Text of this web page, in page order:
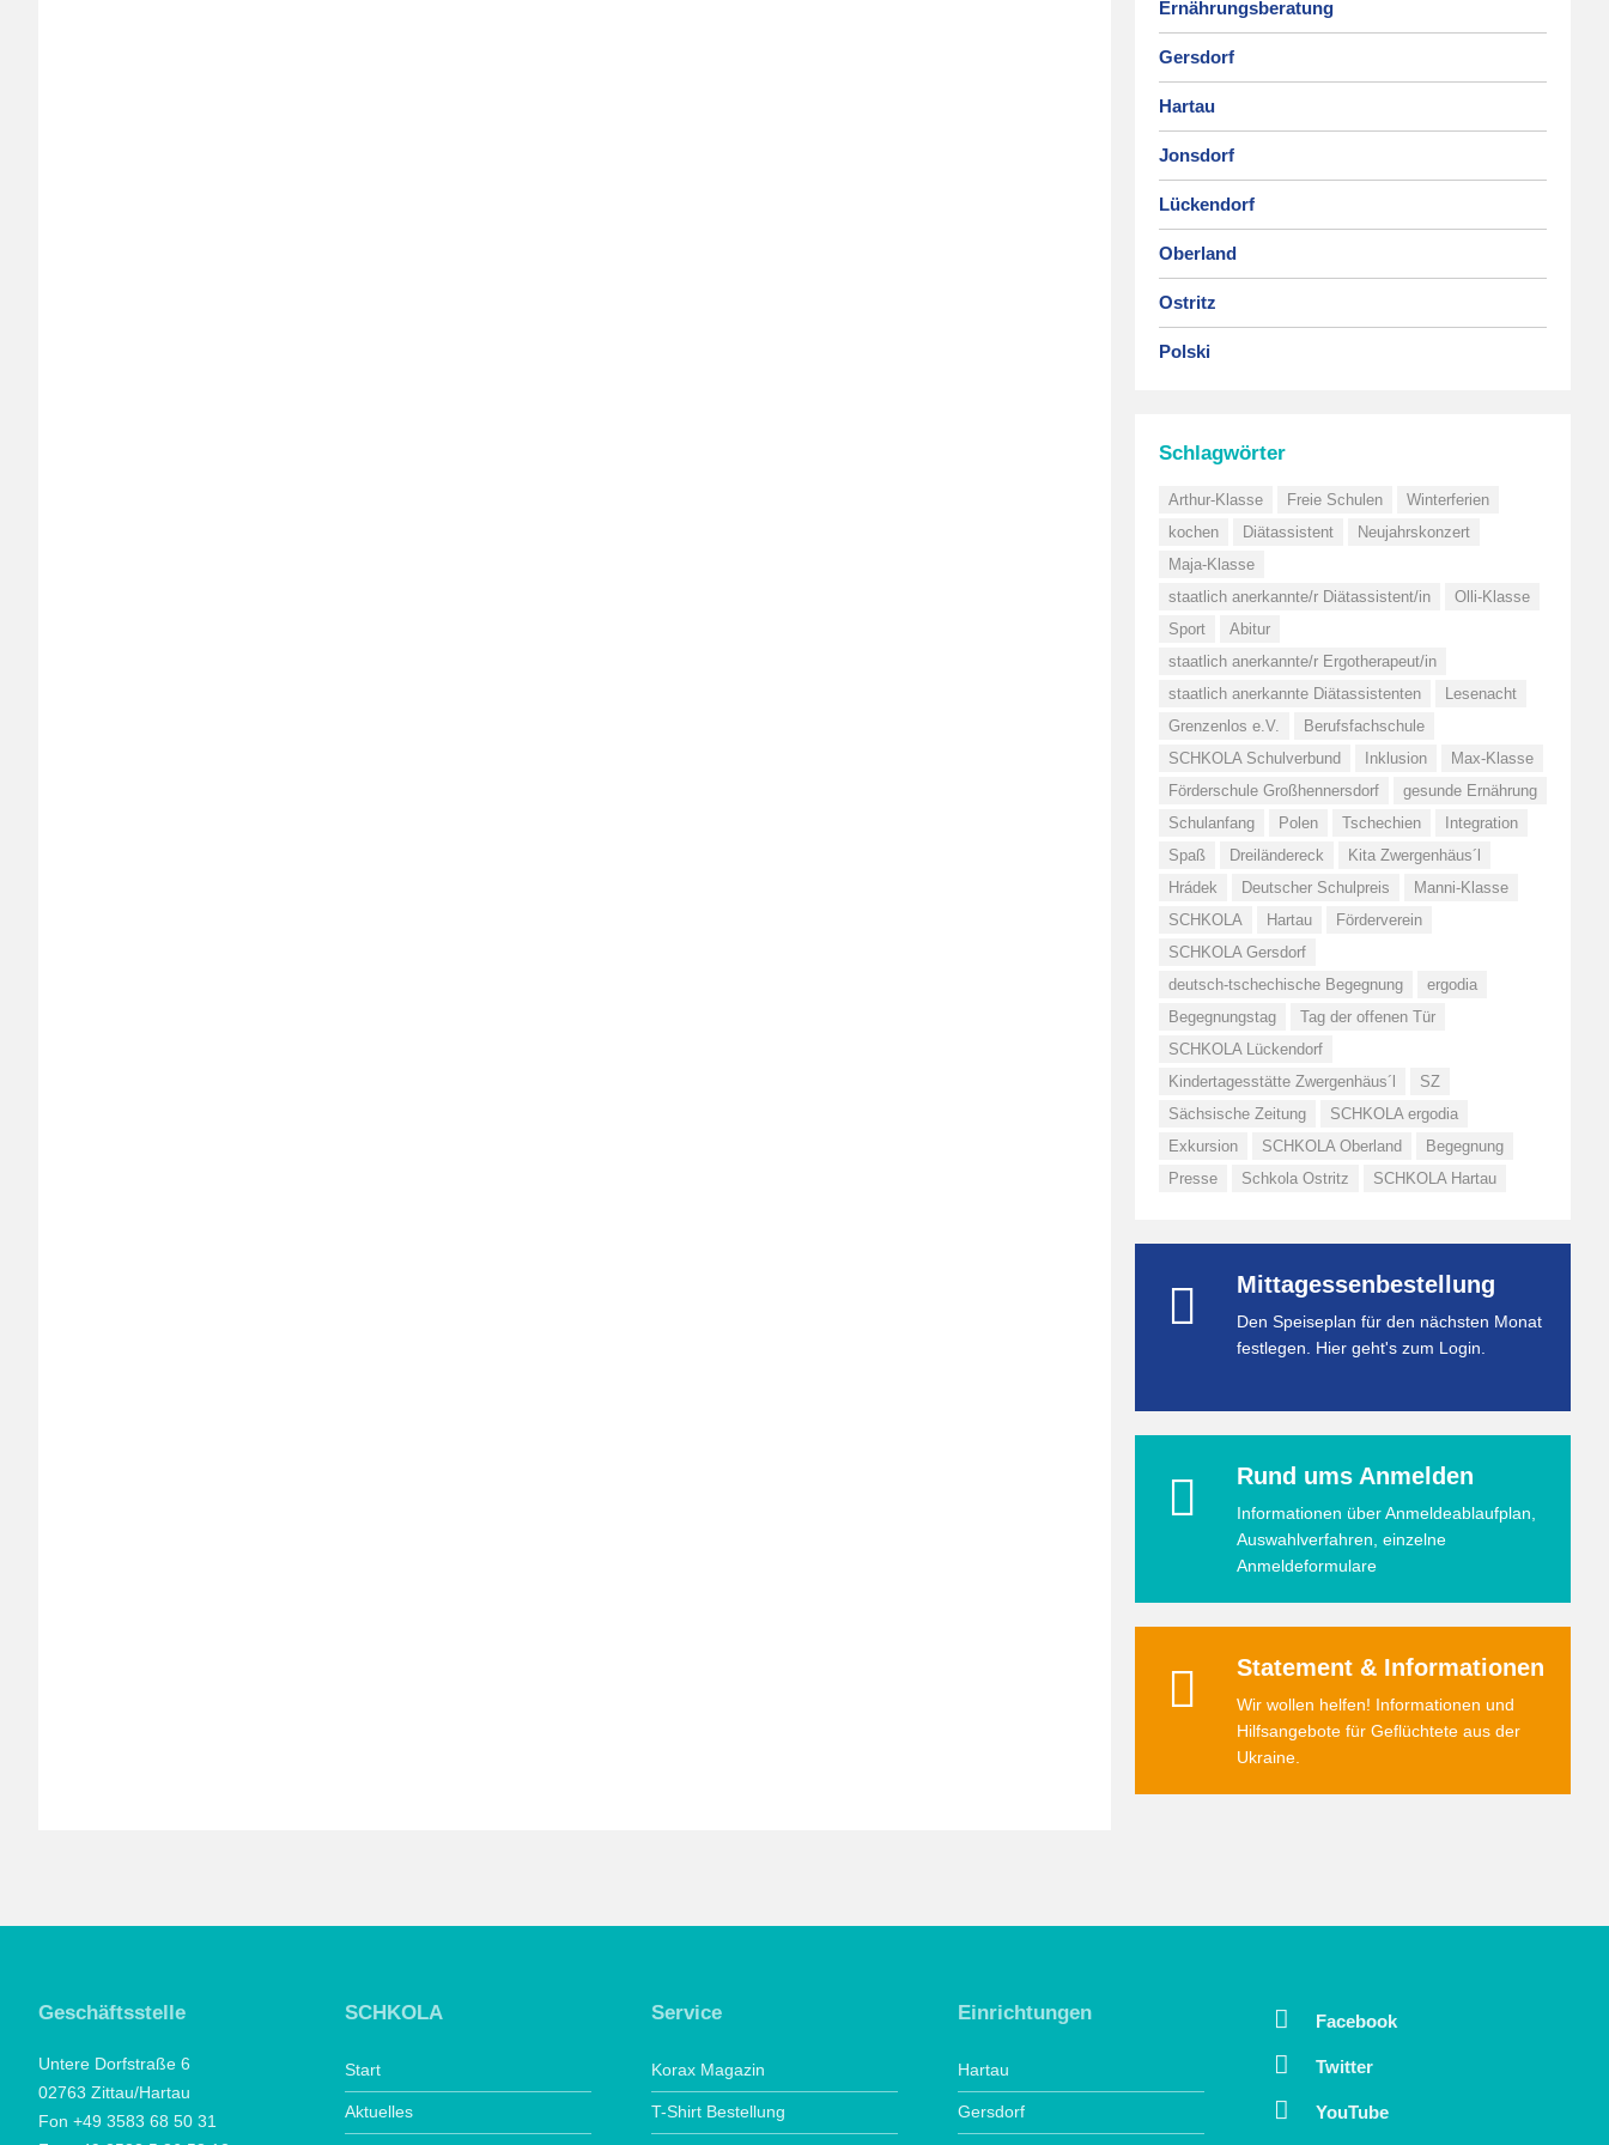
Ernährungsberatung
Gersdorf
Hartau
Jonsdorf
Lückendorf
Oberland
Ostritz
Polski
Schlagwörter
Arthur-Klasse Freie Schulen
Winterferien
kochen
Diätassistent
Neujahrskonzert
Maja-Klasse
staatlich anerkannte/r Diätassistent/in
Olli-Klasse
Sport
Abitur
staatlich anerkannte/r Ergotherapeut/in
staatlich anerkannte Diätassistenten
Lesenacht
Grenzenlos e.V.
Berufsfachschule
SCHKOLA Schulverbund
Inklusion
Max-Klasse
Förderschule Großhennersdorf
gesunde Ernährung
Schulanfang
Polen Tschechien
Integration
Spaß
Dreiländereck
Kita Zwergenhäus´l
Hrádek
Deutscher Schulpreis
Manni-Klasse
SCHKOLA
Hartau
Förderverein
SCHKOLA Gersdorf
deutsch-tschechische Begegnung
ergodia
Begegnungstag
Tag der offenen Tür
SCHKOLA Lückendorf
Kindertagesstätte Zwergenhäus´l
SZ
Sächsische Zeitung
SCHKOLA ergodia
Exkursion
SCHKOLA Oberland
Begegnung
Presse
Schkola Ostritz SCHKOLA Hartau
Mittagessenbestellung
Den Speiseplan für den nächsten Monat
festlegen. Hier geht's zum Login.
Rund ums Anmelden
Informationen über Anmeldeablaufplan,
Auswahlverfahren, einzelne
Anmeldeformulare
Statement & Informationen
Wir wollen helfen! Informationen und
Hilfsangebote für Geflüchtete aus der
Ukraine.
Geschäftsstelle
Untere Dorfstraße 6
02763 Zittau/Hartau
Fon +49 3583 68 50 31
SCHKOLA
Start
Aktuelles
Service
Korax Magazin
T-Shirt Bestellung
Einrichtungen
Hartau
Gersdorf
Facebook
Twitter
YouTube